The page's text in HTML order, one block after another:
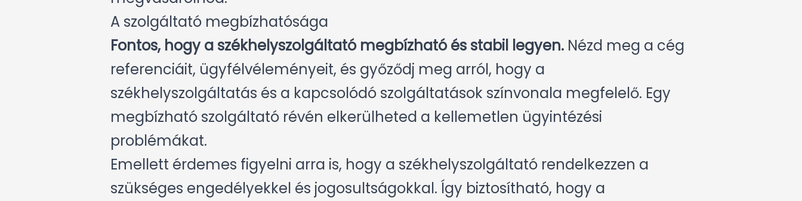
A szolgáltató megbízhatósága
Fontos, hogy a székhelyszolgáltató megbízható és stabil legyen.Nézd meg a cég
referenciáit, ügyfélvéleményeit, és győződj meg arról, hogy a
székhelyszolgáltatás és a kapcsolódó szolgáltatások színvonala megfelelő. Egy
megbízható szolgáltató révén elkerülheted a kellemetlen ügyintézési
problémákat.
Emellett érdemes figyelni arra is, hogy a székhelyszolgáltató rendelkezzen a
szükséges engedélyekkel és jogosultságokkal. Így biztosítható, hogy a